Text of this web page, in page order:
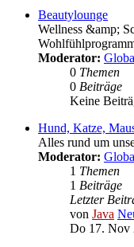
Beautylounge
Wellness &amp;
Moderator:
0 Themen
0 Beiträge
Keine
Hund, Katze,
Alles rund um
Moderator:
1 Themen
1 Beiträge
Letzter
von Java
Do 17. Nov